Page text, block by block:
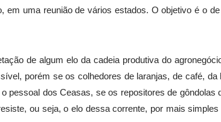
uma reunião de vários estados. O objetivo é o
de algum elo da cadeia produtiva do
porém se os colhedores de laranjas, de café, da
pessoal dos Ceasas, se os repositores de gôndolas
ou seja, o elo dessa corrente, por mais